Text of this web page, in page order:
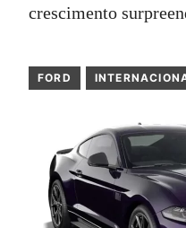
crescimento
FORD